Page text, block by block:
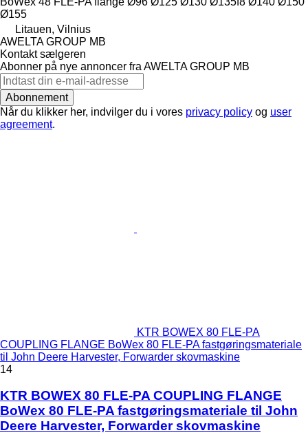
Ø155
Litauen, Vilnius
AWELTA GROUP MB
Kontakt sælgeren
Abonner på nye annoncer fra AWELTA GROUP MB
Abonnement
Når du klikker her, indvilger du i vores privacy policy og user
agreement.
KTR BOWEX 80 FLE-PA
COUPLING FLANGE BoWex 80 FLE-PA fastgøringsmateriale
til John Deere Harvester, Forwarder skovmaskine
14
KTR BOWEX 80 FLE-PA COUPLING FLANGE
BoWex 80 FLE-PA fastgøringsmateriale til John
Deere Harvester, Forwarder skovmaskine